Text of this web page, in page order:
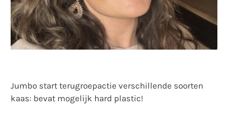
Jumbo start terugroepactie verschillende soorten
kaas: bevat mogelijk hard plastic!